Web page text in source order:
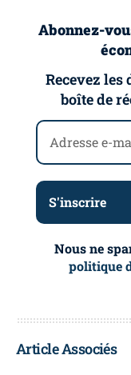
Abonnez-
Recevez
boîte de
Nous ne
politique
Article Associés